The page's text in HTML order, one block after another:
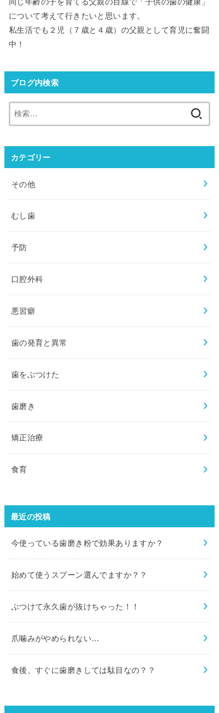
について考えて行きたいと思います。
私生活でも２児（７歳と４歳）の父親として育児に奮闘
中！
ブログ内検索
索:
カテゴリー
その他
むし歯
予防
口腔外科
悪習癖
歯の発育と異常
歯をぶつけた
歯磨き
矯正治療
食育
最近の投稿
今使っている歯磨き粉で効果ありますか？
始めて使うスプーン選んでますか？？
ぶつけて永久歯が抜けちゃった！！
爪噛みがやめられない…
食後、すぐに歯磨きしては駄目なの？？